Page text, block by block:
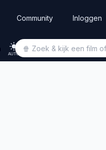
Community Inloggen
AUTO